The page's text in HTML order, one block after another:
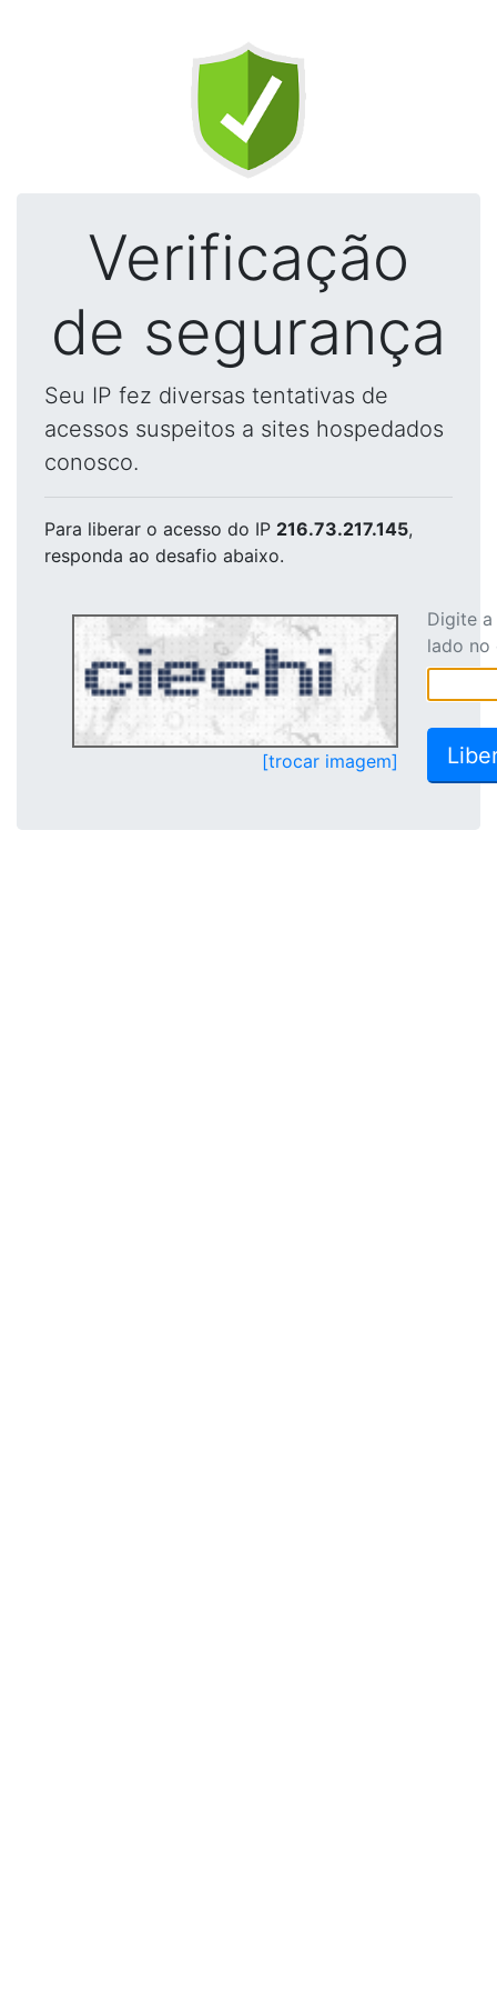
Verificação
de segurança
Seu IP fez diversas tentativas de
acessos suspeitos a sites hospedados
conosco.
Para liberar o acesso do IP 216.73.217.145,
responda ao desafio abaixo.
[trocar imagem]
Digite
lado no